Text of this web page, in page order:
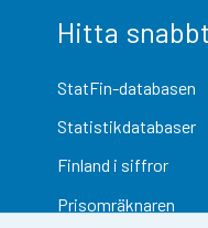
Hitta snabbt
StatFin-databasen
Statistikdatabaser
Finland i siffror
Prisomräknaren